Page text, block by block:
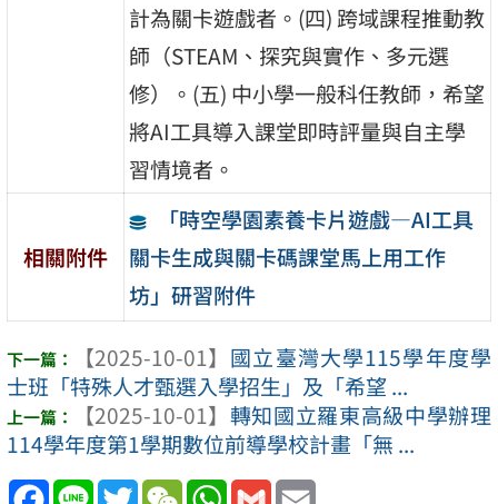
計為關卡遊戲者。(四) 跨域課程推動教
師（STEAM、探究與實作、多元選
修）。(五) 中小學一般科任教師，希望
將AI工具導入課堂即時評量與自主學
習情境者。
相關附件
「時空學園素養卡片遊戲—AI工具
關卡生成與關卡碼課堂馬上用工作
坊」研習附件
【2025-10-01】 國立臺灣大學115學年度學
士班「特殊人才甄選入學招生」及「希望 ...
【2025-10-01】 轉知國立羅東高級中學辦理
114學年度第1學期數位前導學校計畫「無 ...
Facebook
Line TwitterWeChatWhatsApp
Gmail